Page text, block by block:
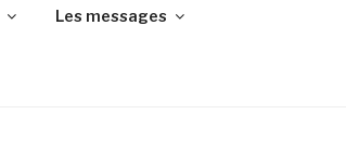
Les messages